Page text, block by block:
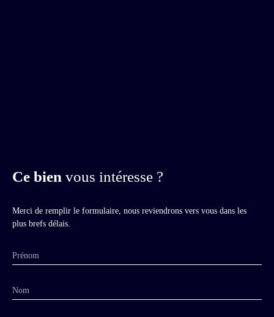
Ce bien vous intéresse ?
Merci de remplir le formulaire, nous reviendrons vers vous dans les
plus brefs délais.
Prénom
Nom